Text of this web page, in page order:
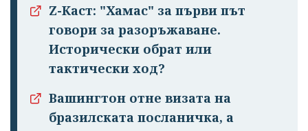
Z-Каст: "Хамас" за първи път
говори за разоръжаване.
Исторически обрат или
тактически ход?
Вашингтон отне визата на
бразилската посланичка, а